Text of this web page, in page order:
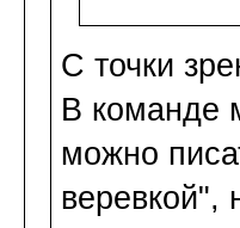
С точки
В команде
можно
веревкой",